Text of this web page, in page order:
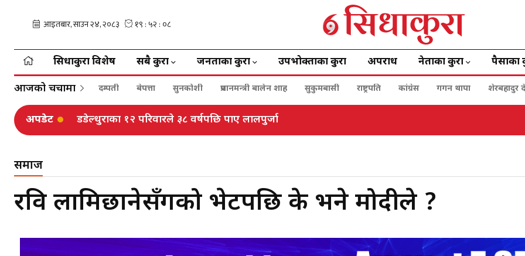
सिधाकुरा विशेष सबै कुरा जनताका कुरा उपभोक्ताका कुरा अपराध नेताका कुरा पैसाका
आजको चर्चामा दम्पती बेपत्ता सुनकोशी प्रधानमन्त्री बालेन शाह सुकुमबासी राष्ट्रपति कांग्रेस गगन थापा शेरबहादुर
अपडेट डडेल्धुराका १२ परिवारले ३८ वर्षपछि पाए लालपुर्जा
समाज
रवि लामिछानेसँगको भेटपछि के भने मोदीले ?